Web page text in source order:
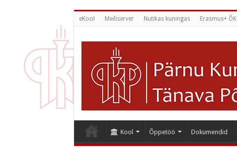
eKool Meiliserver Nutikas kuningas Erasmus+ ÕK
Kool Õppetöö Dokumendid